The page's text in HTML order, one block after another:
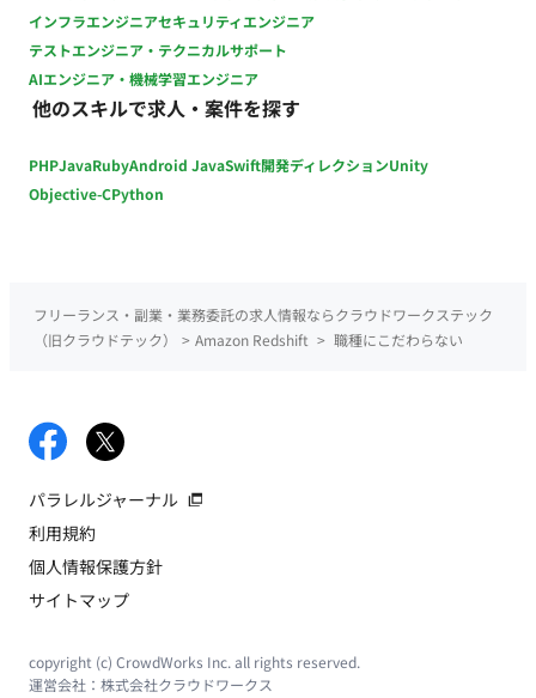
インフラエンジニアセキュリティエンジニア
テストエンジニア・テクニカルサポート
AIエンジニア・機械学習エンジニア
他のスキルで求人・案件を探す
PHPJavaRubyAndroid JavaSwift開発ディレクションUnity
Objective-CPython
フリーランス・副業・業務委託の求人情報ならクラウドワークステック
（旧クラウドテック）
> Amazon Redshift > 職種にこだわらない
パラレルジャーナル
利用規約
個人情報保護方針
サイトマップ
copyright (c) CrowdWorks Inc. all rights reserved.
運営会社： 株式会社クラウドワークス